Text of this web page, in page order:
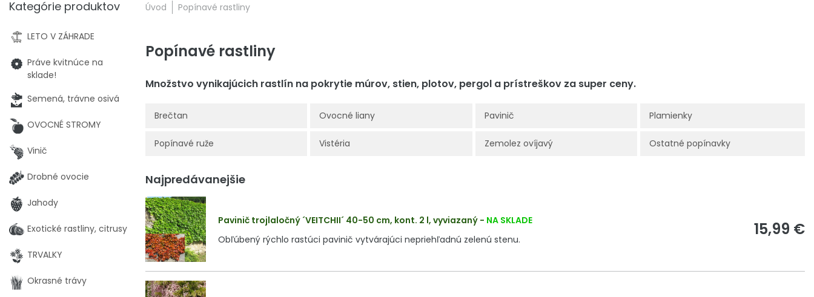
Úvod Popínavé rastliny
Popínavé rastliny
Množstvo vynikajúcich rastlín na pokrytie múrov, stien, plotov, pergol a prístreškov za super ceny.
Brečtan Ovocné liany Pavinič Plamienky
Popínavé ruže Vistéria Zemolez ovíjavý Ostatné popínavky
Najpredávanejšie
Pavinič trojlaločný ´VEITCHII´ 40-50 cm, kont. 2 l, vyviazaný - NA SKLADE
Obľúbený rýchlo rastúci pavinič vytvárajúci nepriehľadnú zelenú stenu.
15,99 €
Kategórie produktov
LETO V ZÁHRADE
Práve kvitnúce na
sklade!
Semená, trávne osivá
OVOCNÉ STROMY
Vinič
Drobné ovocie
Jahody
Exotické rastliny, citrusy
TRVALKY
Okrasné trávy